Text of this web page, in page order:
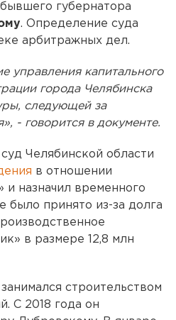
губернатора
. Определение суда
арбитражных дел.
управления капитального
города Челябинска
следующей за
- говорится в документе.
Челябинской области
в отношении
и назначил временного
принято из-за долга
в размере 12,8 млн
строительством
С 2018 года он